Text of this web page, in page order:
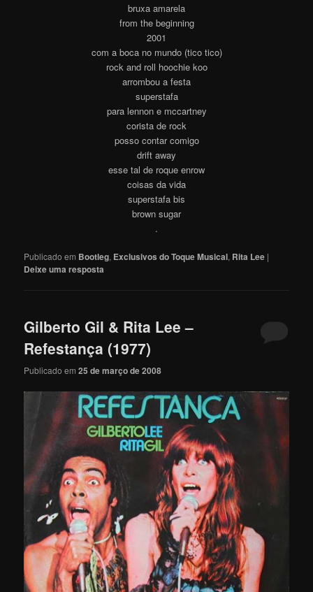
bruxa amarela
from the beginning
2001
com a boca no mundo (tico tico)
rock and roll hoochie koo
arrombou a festa
superstafa
para lennon e mccartney
corista de rock
posso contar comigo
drift away
esse tal de roque enrow
coisas da vida
superstafa bis
brown sugar
.
Publicado em Bootleg, Exclusivos do Toque Musical, Rita Lee |
Deixe uma resposta
Gilberto Gil & Rita Lee –
Refestança (1977)
Publicado em25 de março de 2008